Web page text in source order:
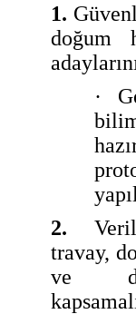
1.
doğum
·
2.
travay,
ve